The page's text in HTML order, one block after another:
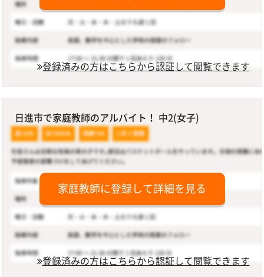
登録済みの方はこちらから認証して閲覧できます
日進市で家庭教師のアルバイト！ 中2(女子)
家庭教師に登録して詳細を見る
登録済みの方はこちらから認証して閲覧できます